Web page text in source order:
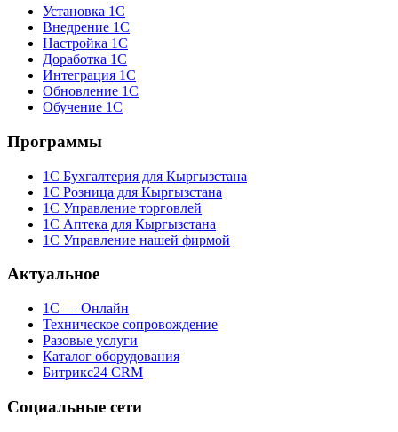
Установка 1С
Внедрение 1С
Настройка 1С
Доработка 1С
Интеграция 1С
Обновление 1С
Обучение 1С
Программы
1С Бухгалтерия для Кыргызстана
1С Розница для Кыргызстана
1С Управление торговлей
1С Аптека для Кыргызстана
1С Управление нашей фирмой
Актуальное
1С — Онлайн
Техническое сопровождение
Разовые услуги
Каталог оборудования
Битрикс24 CRM
Социальные сети